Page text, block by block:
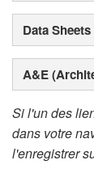
Data Sheets
A&E
Si l'un des
dans votre
l'enregistrer